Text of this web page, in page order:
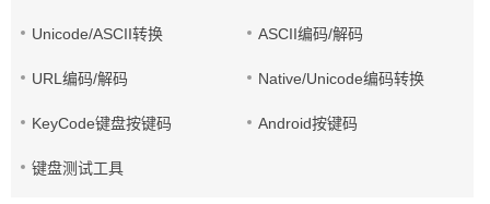
Unicode/ASCII转换 ASCII编码/解码
URL编码/解码 Native/Unicode编码转换
KeyCode键盘按键码 Android按键码
键盘测试工具